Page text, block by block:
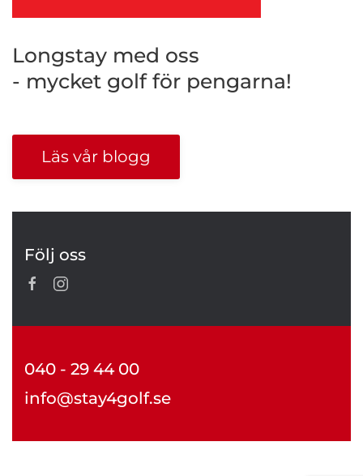
Longstay med oss
- mycket golf för pengarna!
Läs vår blogg
Följ oss
040 - 29 44 00
info@stay4golf.se